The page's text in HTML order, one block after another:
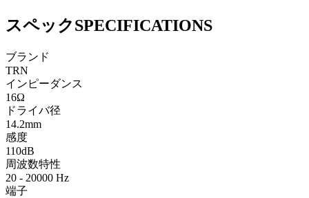
スペックSPECIFICATIONS
ブランド
TRN
インピーダンス
16Ω
ドライバ径
14.2mm
感度
110dB
周波数特性
20 - 20000 Hz
端子